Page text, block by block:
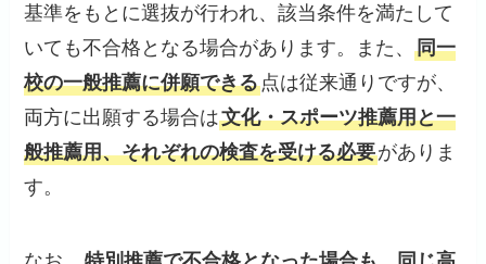
基準をもとに選抜が行われ、該当条件を満たして
いても不合格となる場合があります。また、同一
校の一般推薦に併願できる点は従来通りですが、
両方に出願する場合は文化・スポーツ推薦用と一
般推薦用、それぞれの検査を受ける必要がありま
す。